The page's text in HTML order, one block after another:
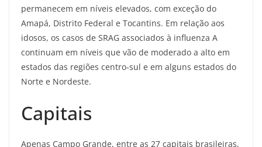
permanecem em níveis elevados, com exceção do
Amapá, Distrito Federal e Tocantins. Em relação aos
idosos, os casos de SRAG associados à influenza A
continuam em níveis que vão de moderado a alto em
estados das regiões centro-sul e em alguns estados do
Norte e Nordeste.
Capitais
Apenas Campo Grande, entre as 27 capitais brasileiras,